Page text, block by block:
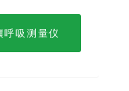
吸测量仪